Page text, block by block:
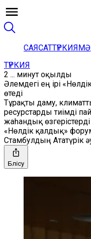
САЯСАТТҮРКИЯ
ТҮРКИЯ
2 ... минут оқылды
Әлемдегі ең ірі
өтеді
Тұрақты даму,
ресурстарды тиімді
жаһандық
«Нөлдік қалдық»
Стамбулдың Ататүрік
Бөлісу